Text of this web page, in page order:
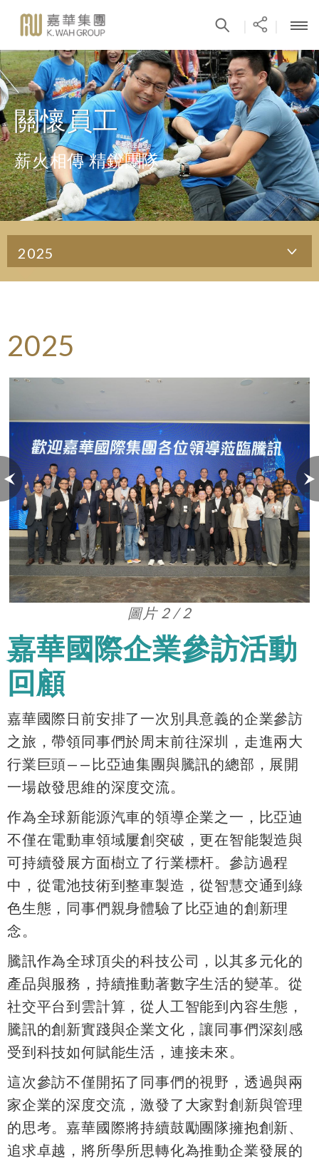
關懷員工
薪火相傳 精銳團隊
2025
2025
圖片 1 / 2
嘉華國際企業參訪活動
回顧
嘉華國際日前安排了一次別具意義的企業參訪
之旅，帶領同事們於周末前往深圳，走進兩大
行業巨頭——比亞迪集團與騰訊的總部，展開
一場啟發思維的深度交流。
作為全球新能源汽車的領導企業之一，比亞迪
不僅在電動車領域屢創突破，更在智能製造與
可持續發展方面樹立了行業標杆。參訪過程
中，從電池技術到整車製造，從智慧交通到綠
色生態，同事們親身體驗了比亞迪的創新理
念。
騰訊作為全球頂尖的科技公司，以其多元化的
產品與服務，持續推動著數字生活的變革。從
社交平台到雲計算，從人工智能到內容生態，
騰訊的創新實踐與企業文化，讓同事們深刻感
受到科技如何賦能生活，連接未來。
這次參訪不僅開拓了同事們的視野，透過與兩
家企業的深度交流，激發了大家對創新與管理
的思考。嘉華國際將持續鼓勵團隊擁抱創新、
追求卓越，將所學所思轉化為推動企業發展的